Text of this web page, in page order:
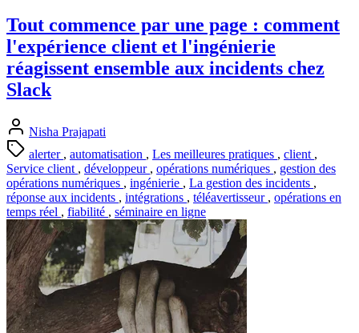
Tout commence par une page : comment
l'expérience client et l'ingénierie
réagissent ensemble aux incidents chez
Slack
Nisha Prajapati
alerter , automatisation , Les meilleures pratiques , client ,
Service client , développeur , opérations numériques , gestion des
opérations numériques , ingénierie , La gestion des incidents ,
réponse aux incidents , intégrations , téléavertisseur , opérations en
temps réel , fiabilité , séminaire en ligne